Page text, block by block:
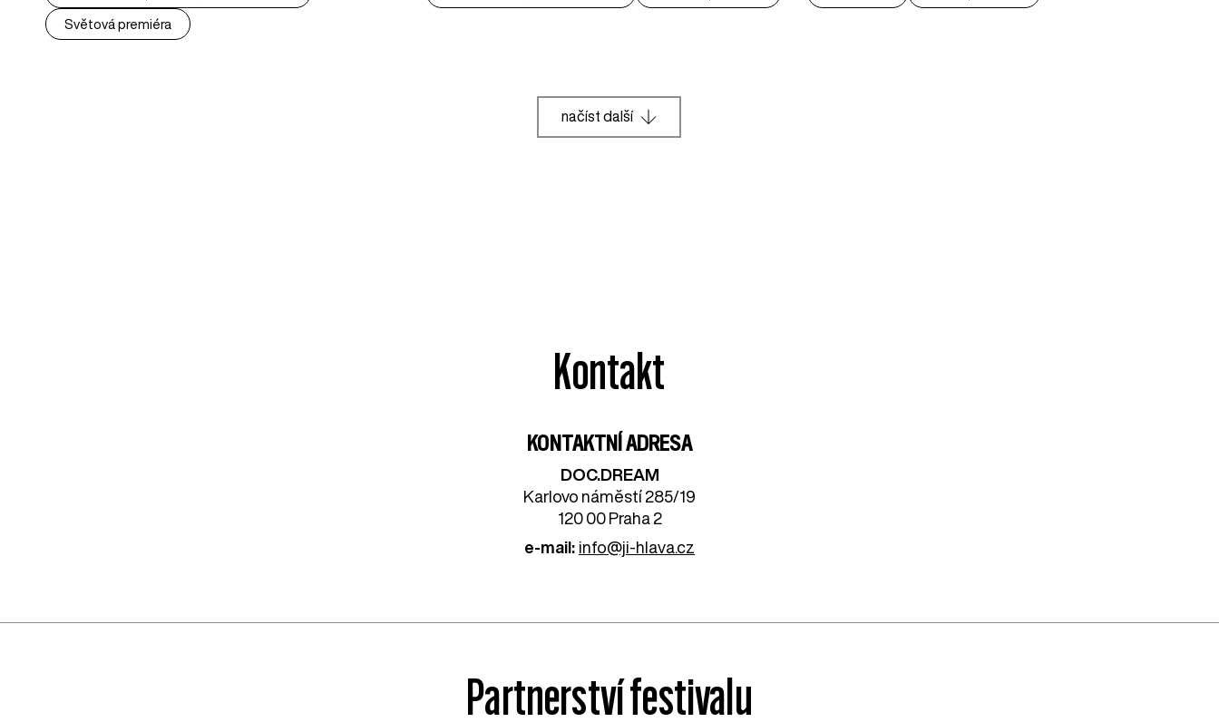
Světová premiéra
načíst další
Kontakt
KONTAKTNÍ ADRESA
DOC.DREAM​
Karlovo náměstí 285/19
120 00 Praha 2
e-mail: info@ji-hlava.cz
Partnerství festivalu